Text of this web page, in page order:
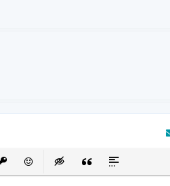
список
ссылкузащищенную ссылку
Вставить смайлик
Вставка скрытого текста
Вставка цитаты
Вставка